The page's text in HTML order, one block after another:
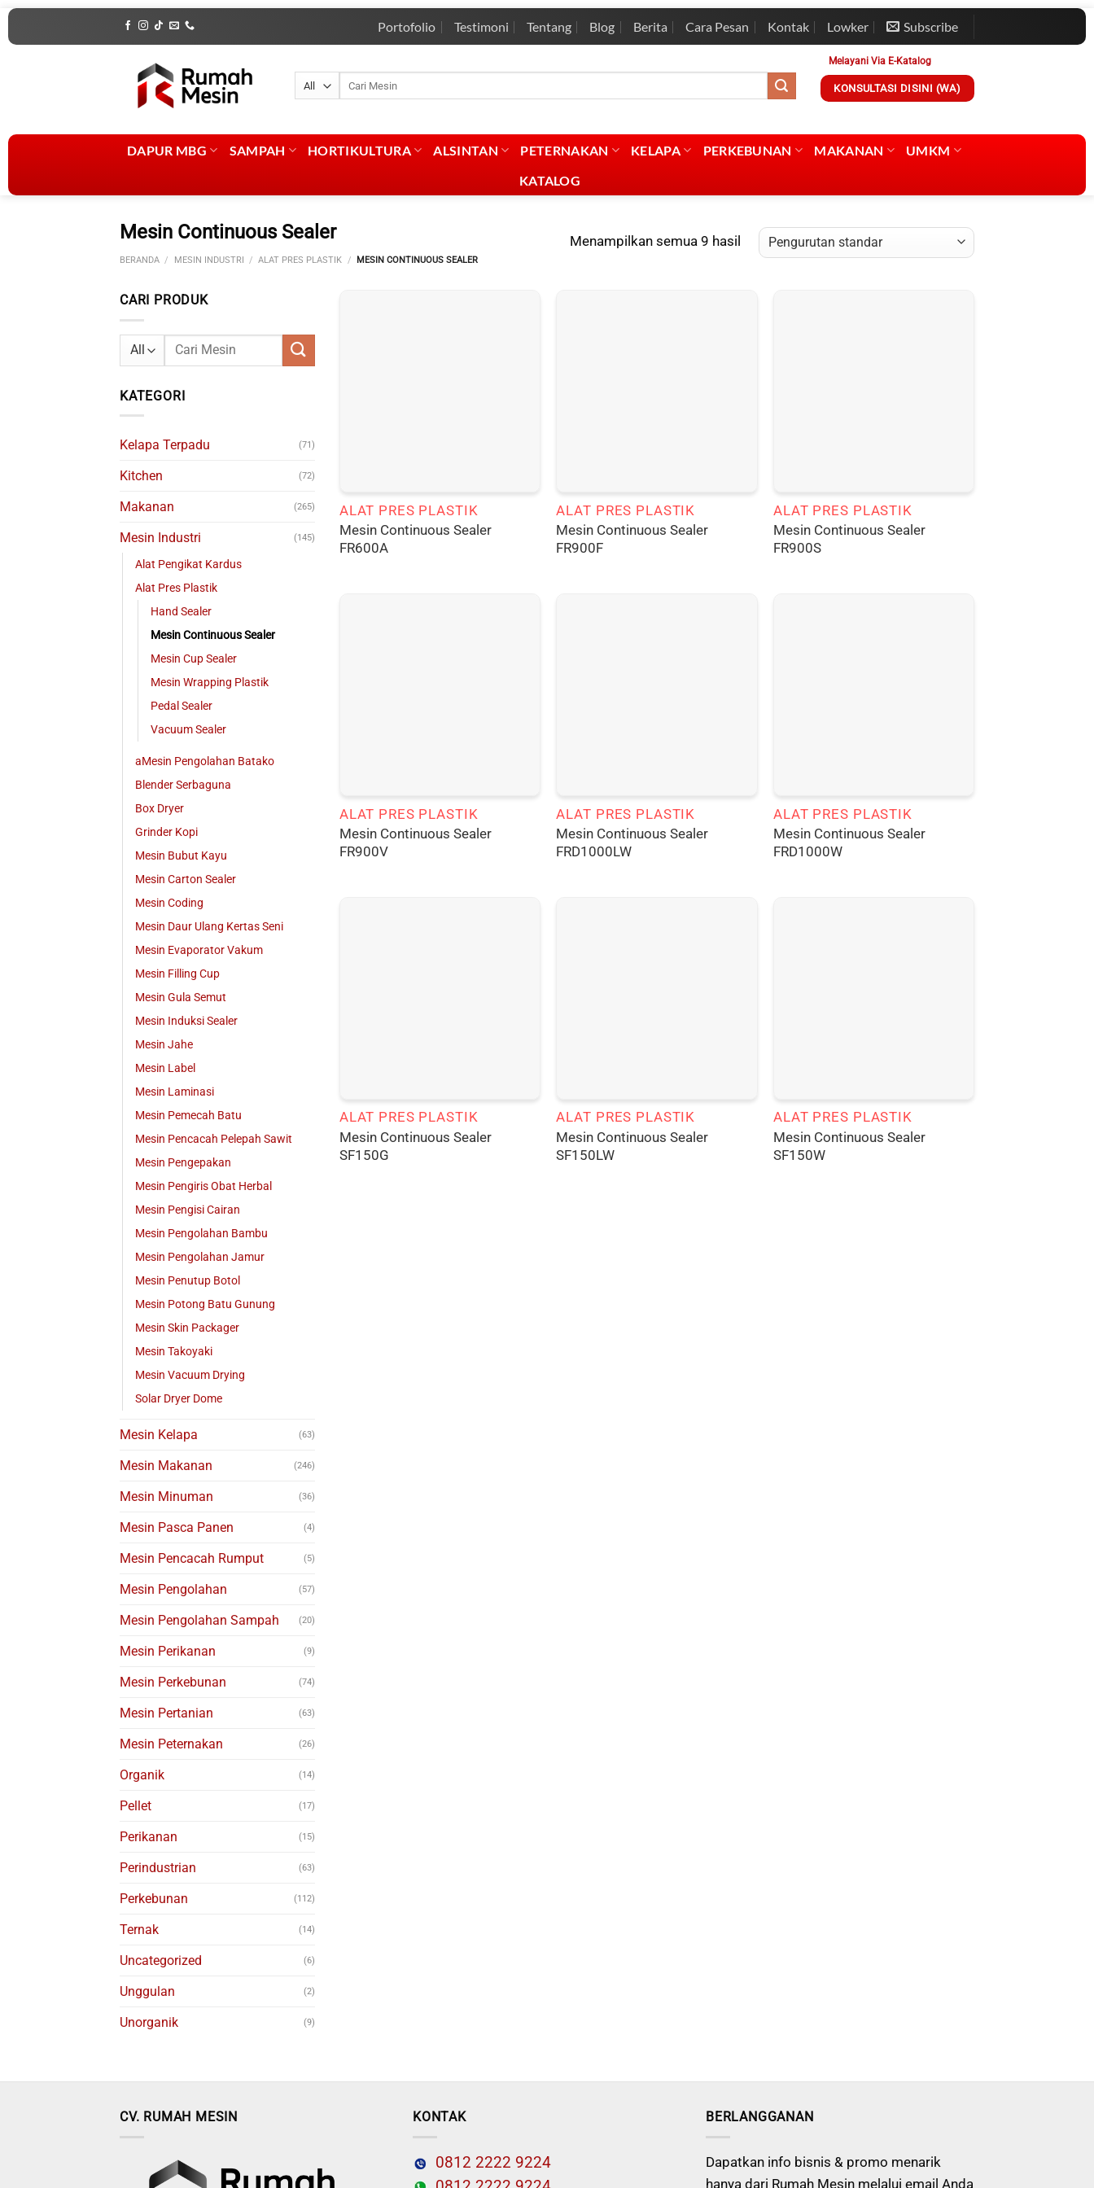
Skip
content
Portofolio Testimoni Tentang Blog Berita Cara Pesan Kontak Lowker Subscribe
Melayani Via E-Katalog
KONSULTASI DISINI (WA)
DAPUR MBG SAMPAH HORTIKULTURA ALSINTAN PETERNAKAN KELAPA PERKEBUNAN MAKANAN
UMKM
KATALOG
Mesin Continuous Sealer
BERANDA / MESIN INDUSTRI / ALAT PRES PLASTIK / MESIN CONTINUOUS SEALER
Menampilkan semua 9 hasil
CARI PRODUK
Pencarian
KATEGORI
Kelapa Terpadu (71)
Kitchen (72)
Makanan (265)
Mesin Industri (145)
Alat Pengikat Kardus
Alat Pres Plastik
Hand Sealer
Mesin Continuous Sealer
Mesin Cup Sealer
Mesin Wrapping Plastik
Pedal Sealer
Vacuum Sealer
aMesin Pengolahan Batako
Blender Serbaguna
Box Dryer
Grinder Kopi
Mesin Bubut Kayu
Mesin Carton Sealer
Mesin Coding
Mesin Daur Ulang Kertas Seni
Mesin Evaporator Vakum
Mesin Filling Cup
Mesin Gula Semut
Mesin Induksi Sealer
Mesin Jahe
Mesin Label
Mesin Laminasi
Mesin Pemecah Batu
Mesin Pencacah Pelepah Sawit
Mesin Pengepakan
Mesin Pengiris Obat Herbal
Mesin Pengisi Cairan
Mesin Pengolahan Bambu
Mesin Pengolahan Jamur
Mesin Penutup Botol
Mesin Potong Batu Gunung
Mesin Skin Packager
Mesin Takoyaki
Mesin Vacuum Drying
Solar Dryer Dome
Mesin Kelapa (63)
Mesin Makanan (246)
Mesin Minuman (36)
Mesin Pasca Panen (4)
Mesin Pencacah Rumput (5)
Mesin Pengolahan (57)
Mesin Pengolahan Sampah (20)
Mesin Perikanan (9)
Mesin Perkebunan (74)
Mesin Pertanian (63)
Mesin Peternakan (26)
Organik (14)
Pellet (17)
Perikanan (15)
Perindustrian (63)
Perkebunan (112)
Ternak (14)
Uncategorized (6)
Unggulan (2)
Unorganik (9)
ALAT PRES PLASTIK
Mesin Continuous Sealer
FR600A
ALAT PRES PLASTIK
Mesin Continuous Sealer
FR900F
ALAT PRES PLASTIK
Mesin Continuous Sealer
FR900S
ALAT PRES PLASTIK
Mesin Continuous Sealer
FR900V
ALAT PRES PLASTIK
Mesin Continuous Sealer
FRD1000LW
ALAT PRES PLASTIK
Mesin Continuous Sealer
FRD1000W
ALAT PRES PLASTIK
Mesin Continuous Sealer
SF150G
ALAT PRES PLASTIK
Mesin Continuous Sealer
SF150LW
ALAT PRES PLASTIK
Mesin Continuous Sealer
SF150W
CV. RUMAH MESIN KONTAK
0812 2222 9224
BERLANGGANAN
Dapatkan info bisnis & promo menarik
hanya dari Rumah Mesin melalui email Anda